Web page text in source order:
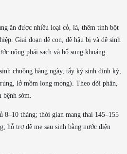
ăn được nhiều loại cỏ, lá, thêm tinh bột
Giai đoạn dê con, dê hậu bị và dê sinh
uống phải sạch và bổ sung khoáng.
chuồng hàng ngày, tẩy ký sinh định kỳ,
lở mồm long móng). Theo dõi phân,
bệnh sớm.
8–10 tháng; thời gian mang thai 145–155
hỗ trợ dê mẹ sau sinh bằng nước điện